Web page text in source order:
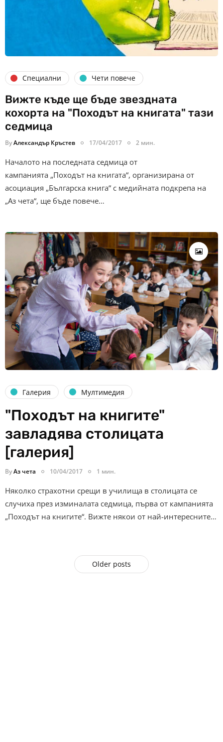
Специални Чети повече
Вижте къде ще бъде звездната
кохорта на "Походът на книгата" тази
седмица
ByАлександър Кръстев 17/04/2017 2 мин.
Началото на последната седмица от
кампанията „Походът на книгата“, организирана от
асоциация „Българска книга“ с медийната подкрепа на
„Аз чета“, ще бъде повече…
Галерия Мултимедия
"Походът на книгите"
завладява столицата
[галерия]
ByАз чета 10/04/2017 1 мин.
Няколко страхотни срещи в училища в столицата се
случиха през изминалата седмица, първа от кампанията
„Походът на книгите“. Вижте някои от най-интересните…
Older posts